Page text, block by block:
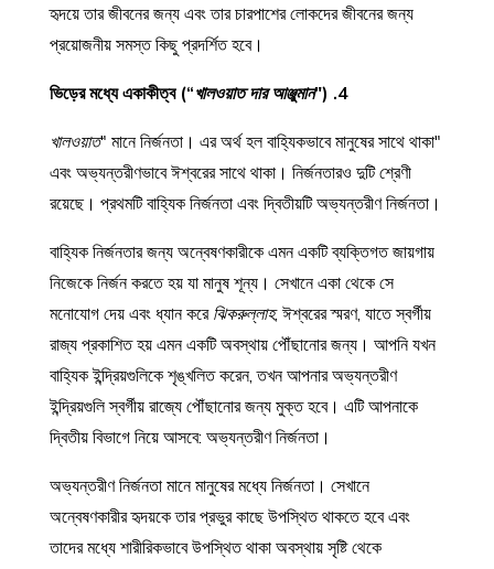
হৃদয়ে তার জীবনের জন্য এবং তার চারপাশের লোকদের জীবনের জন্য
প্রয়োজনীয় সমস্ত কিছু প্রদর্শিত হবে।
4. ভিড়ের মধ্যে একাকীত্ব (“
খালওয়াত দার আঞ্জুমান")
"
খালওয়াত" মানে নির্জনতা। এর অর্থ হল বাহ্যিকভাবে মানুষের সাথে থাকা
এবং অভ্যন্তরীণভাবে ঈশ্বরের সাথে থাকা। নির্জনতারও দুটি শ্রেণী
রয়েছে। প্রথমটি বাহ্যিক নির্জনতা এবং দ্বিতীয়টি অভ্যন্তরীণ নির্জনতা।
বাহ্যিক নির্জনতার জন্য অন্বেষণকারীকে এমন একটি ব্যক্তিগত জায়গায়
নিজেকে নির্জন করতে হয় যা মানুষ শূন্য। সেখানে একা থেকে সে
মনোযোগ দেয় এবং ধ্যান করেঝিকরুল্লাহ, ঈশ্বরের স্মরণ, যাতে স্বর্গীয়
রাজ্য প্রকাশিত হয় এমন একটি অবস্থায় পৌঁছানোর জন্য। আপনি যখন
বাহ্যিক ইন্দ্রিয়গুলিকে শৃঙ্খলিত করেন, তখন আপনার অভ্যন্তরীণ
ইন্দ্রিয়গুলি স্বর্গীয় রাজ্যে পৌঁছানোর জন্য মুক্ত হবে। এটি আপনাকে
দ্বিতীয় বিভাগে নিয়ে আসবে: অভ্যন্তরীণ নির্জনতা।
অভ্যন্তরীণ নির্জনতা মানে মানুষের মধ্যে নির্জনতা। সেখানে
অন্বেষণকারীর হৃদয়কে তার প্রভুর কাছে উপস্থিত থাকতে হবে এবং
তাদের মধ্যে শারীরিকভাবে উপস্থিত থাকা অবস্থায় সৃষ্টি থেকে